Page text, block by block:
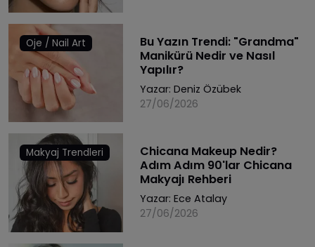
Oje / Nail Art
Bu Yazın Trendi: "Grandma"
Manikürü Nedir ve Nasıl
Yapılır?
Yazar: Deniz Özübek
27/06/2026
Makyaj Trendleri
Chicana Makeup Nedir?
Adım Adım 90'lar Chicana
Makyajı Rehberi
Yazar: Ece Atalay
27/06/2026